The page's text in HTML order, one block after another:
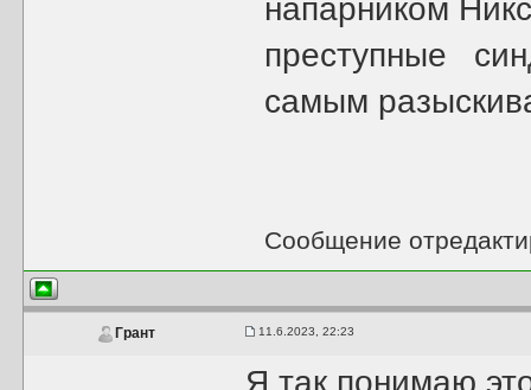
напарником
преступные
самым
Сообщение
Грант 11.6.2023, 22:23
Я так понимаю